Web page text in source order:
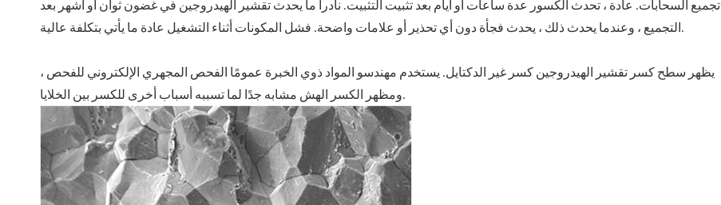
تجميع السحابات. عادة ، تحدث الكسور عدة ساعات أو أيام بعد تثبيت التثبيت. نادرا ما يحدث تقشير الهيدروجين في غضون ثوان أو أشهر بعد
التجميع ، وعندما يحدث ذلك ، يحدث فجأة دون أي تحذير أو علامات واضحة. فشل المكونات أثناء التشغيل عادة ما يأتي بتكلفة عالية.
يظهر سطح كسر تقشير الهيدروجين كسر غير الدكتايل. يستخدم مهندسو المواد ذوي الخبرة عمومًا الفحص المجهري الإلكتروني للفحص ،
ومظهر الكسر الهش مشابه جدًا لما تسببه أسباب أخرى للكسر بين الخلايا.